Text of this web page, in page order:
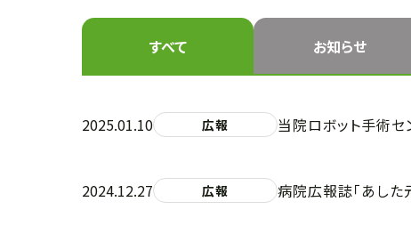
すべて お知らせ
2025.01.10 広報 当院ロボット手術セ
2024.12.27 広報 病院広報誌「あし